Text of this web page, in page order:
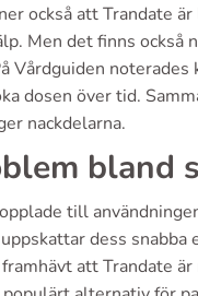
också att Trandate
Men det finns
Vårdguiden
dosen över tid.
nackdelarna.
bland
till
dess snabba
att Trandate